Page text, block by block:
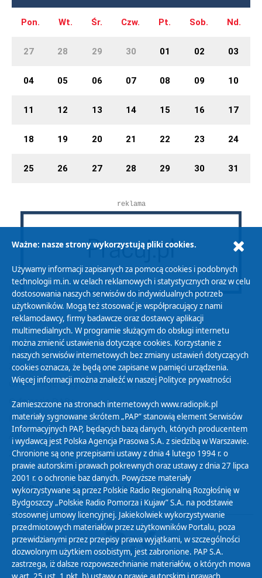
Pon. Wt. Śr. Czw. Pt. Sob. Nd.
27 28 29 30 01 02 03
04 05 06 07 08 09 10
11 12 13 14 15 16 17
18 19 20 21 22 23 24
25 26 27 28 29 30 31
reklama
Polityka Prywatności
Zasady korzystania z Serwisu
Organizacje Pożytku Publicznego
Cyfryzacja DAB+
Polityka ochrony danych osobowych
Abonament
Zamówienia publiczne
Biuletyn Informacji Publicznej
Ważne: nasze strony wykorzystują pliki cookies.
Używamy informacji zapisanych za pomocą cookies i podobnych
technologii m.in. w celach reklamowych i statystycznych oraz w celu
dostosowania naszych serwisów do indywidualnych potrzeb
użytkowników. Mogą też stosować je współpracujący z nami
reklamodawcy, firmy badawcze oraz dostawcy aplikacji
multimedialnych. W programie służącym do obsługi internetu
można zmienić ustawienia dotyczące cookies. Korzystanie z
naszych serwisów internetowych bez zmiany ustawień dotyczących
cookies oznacza, że będą one zapisane w pamięci urządzenia.
Więcej informacji można znaleźć w naszej Polityce prywatności
Zamieszczone na stronach internetowych www.radiopik.pl
materiały sygnowane skrótem „PAP” stanowią element Serwisów
Informacyjnych PAP, będących bazą danych, których producentem
i wydawcą jest Polska Agencja Prasowa S.A. z siedzibą w Warszawie.
Chronione są one przepisami ustawy z dnia 4 lutego 1994 r. o
prawie autorskim i prawach pokrewnych oraz ustawy z dnia 27 lipca
2001 r. o ochronie baz danych. Powyższe materiały
wykorzystywane są przez Polskie Radio Regionalną Rozgłośnię w
Bydgoszczy „Polskie Radio Pomorza i Kujaw” S.A. na podstawie
stosownej umowy licencyjnej. Jakiekolwiek wykorzystywanie
przedmiotowych materiałów przez użytkowników Portalu, poza
przewidzianymi przez przepisy prawa wyjątkami, w szczególności
dozwolonym użytkiem osobistym, jest zabronione. PAP S.A.
zastrzega, iż dalsze rozpowszechnianie materiałów, o których mowa